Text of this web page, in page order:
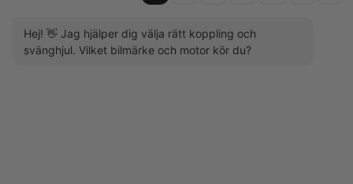
Hej! 👋 Jag hjälper dig välja rätt koppling och
svänghjul. Vilket bilmärke och motor kör du?